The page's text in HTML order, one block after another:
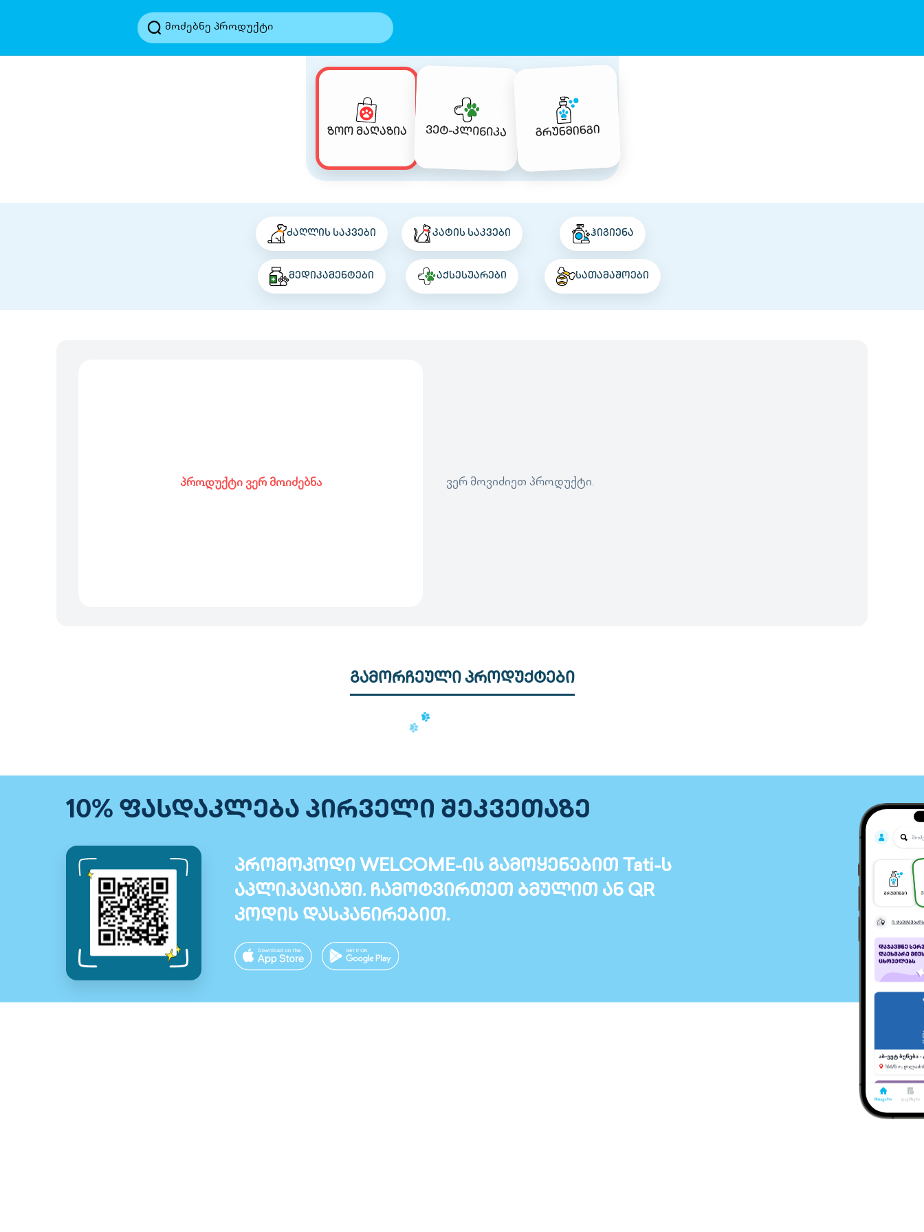
ზოო მაღაზია ვეტ-კლინიკა გრუნმინგი
ძაღლის საკვები კატის საკვები ჰიგიენა
მედიკამენტები აქსესუარები სათამაშოები
პროდუქტი ვერ მოიძებნა ვერ მოვიძიეთ პროდუქტი.
გამორჩეული პროდუქტები
10% ფასდაკლება პირველი შეკვეთაზე
პრომოკოდი WELCOME-ის გამოყენებით Tati-ს
აპლიკაციაში. ჩამოტვირთეთ ბმულით ან QR
კოდის დასკანირებით.